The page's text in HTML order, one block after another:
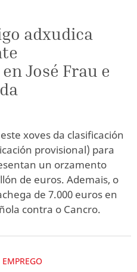
adxudica
José Frau e
xoves da clasificación
provisional) para
un orzamento
de euros. Ademais, o
de 7.000 euros en
contra o Cancro.